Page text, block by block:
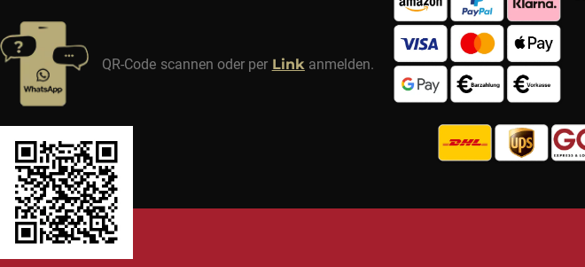
QR-Code scannen oder per Linkanmelden.